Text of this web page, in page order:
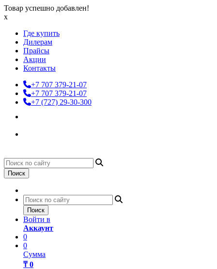
Товар успешно добавлен!
x
Где купить
Дилерам
Прайсы
Акции
Контакты
+7 707 379-21-07
+7 707 379-21-07
+7 (727) 29-30-300
Поиск
Поиск
Войти в
Аккаунт
0
0
Сумма
₸ 0